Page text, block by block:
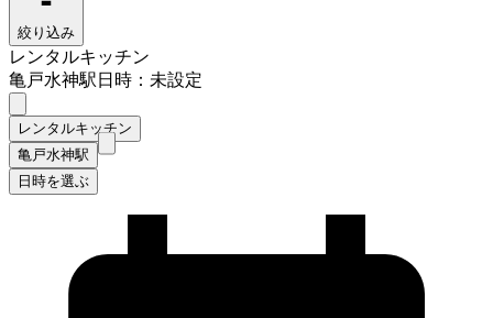
絞り込み
レンタルキッチン
亀戸水神駅日時：未設定
レンタルキッチン
亀戸水神駅
日時を選ぶ